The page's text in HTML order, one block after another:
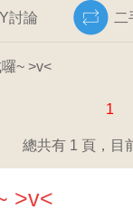
討論 二
~ >v<
1
總共有 1 頁，目
>v<